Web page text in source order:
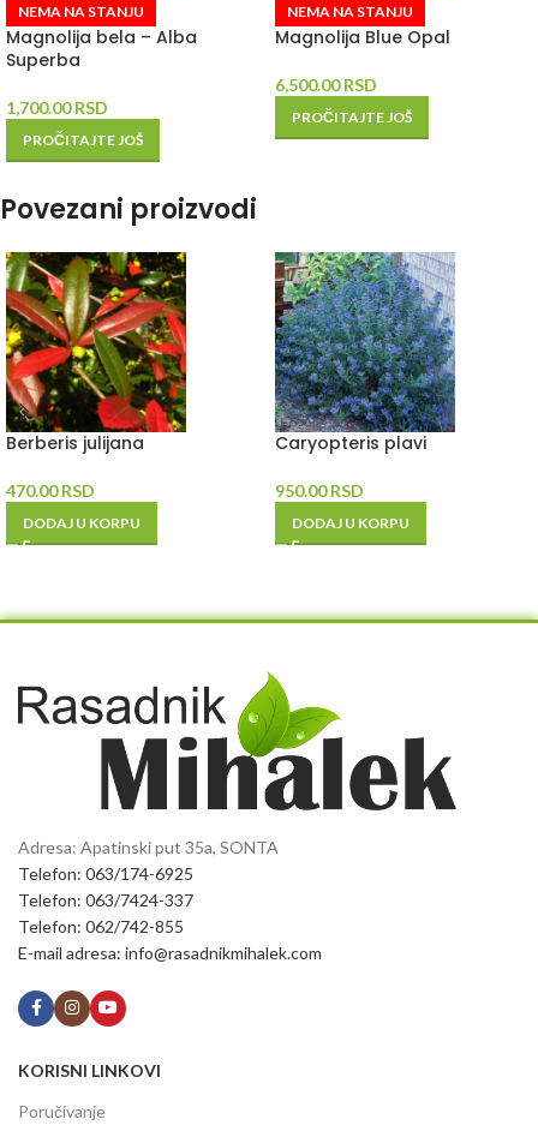
NEMA NA STANJU
Magnolija bela – Alba
Superba
1,700.00RSD
PROČITAJTE JOŠ
NEMA NA STANJU
Magnolija Blue Opal
6,500.00RSD
PROČITAJTE JOŠ
Povezani proizvodi
Berberis julijana
470.00RSD
DODAJ U KORPU
Caryopteris plavi
950.00RSD
DODAJ U KORPU
Adresa: Apatinski put 35a, SONTA
Telefon: 063/174-6925
Telefon: 063/7424-337
Telefon: 062/742-855
E-mail adresa: info@rasadnikmihalek.com
KORISNI LINKOVI
Poručivanje